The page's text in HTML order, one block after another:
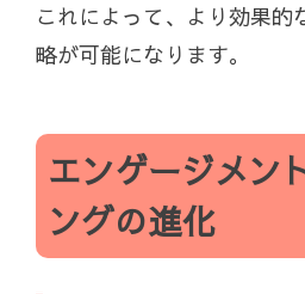
これによって、より効果的
略が可能になります。
エンゲージメン
ングの進化